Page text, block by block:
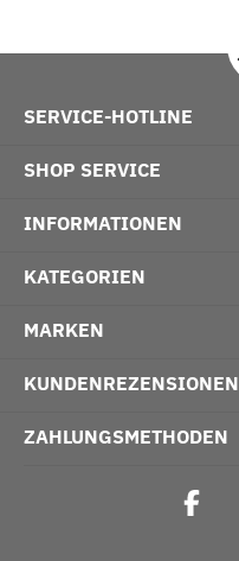
SERVICE-HOTLINE
SHOP SERVICE
INFORMATIONEN
KATEGORIEN
MARKEN
KUNDENREZENSIONEN
ZAHLUNGSMETHODEN